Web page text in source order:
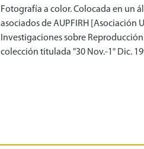
Fotografía a color. Colocada en un
asociados de AUPFIRH [Asociación
Investigaciones sobre
colección titulada "30 Nov.-1° Dic.